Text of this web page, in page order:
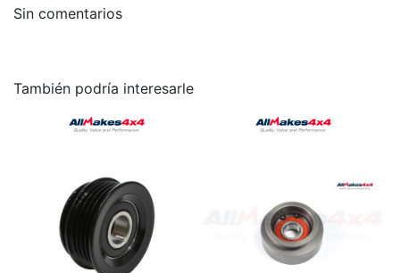
Sin comentarios
También podría interesarle